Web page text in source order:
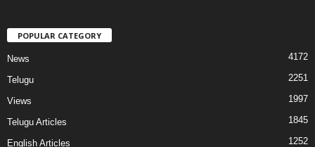
POPULAR CATEGORY
News 4172
Telugu 2251
Views 1997
Telugu Articles 1845
English Articles 1252